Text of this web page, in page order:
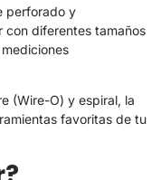
perforado y
con diferentes tamaños
(Wire-O) y espiral, la
favoritas de tu